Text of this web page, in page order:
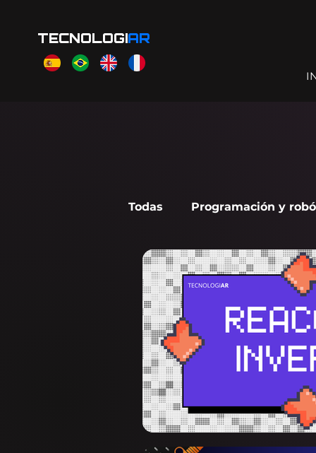
TECNOLOGIAR
Todas Programación y
Scratch Jr Makecode